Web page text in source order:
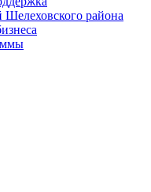
Шелеховского района